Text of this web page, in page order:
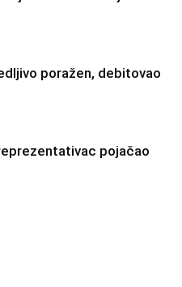
poražen, debitovao
pojačao